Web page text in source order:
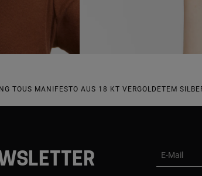
TOUS MANIFESTO AUS 18 KT VERGOLDETEM
E-Mail